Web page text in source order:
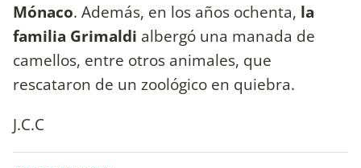
Mónaco. Además, en los años ochenta, la
familia Grimaldi albergó una manada de
camellos, entre otros animales, que
rescataron de un zoológico en quiebra.
J.C.C